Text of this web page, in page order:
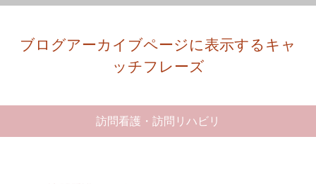
ブログアーカイブページに表示するキャ
ッチフレーズ
訪問看護・訪問リハビリ
お問い合わせ